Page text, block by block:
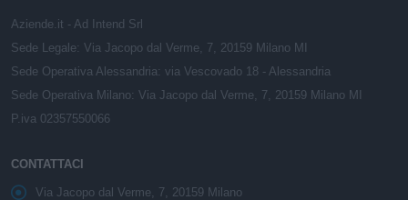
Aziende.it - Ad Intend Srl
Sede Legale: Via Jacopo dal Verme, 7, 20159 Milano MI
Sede Operativa Alessandria: via Vescovado 18 - Alessandria
Sede Operativa Milano: Via Jacopo dal Verme, 7, 20159 Milano MI
P.iva 02357550066
CONTATTACI
Via Jacopo dal Verme, 7, 20159 Milano